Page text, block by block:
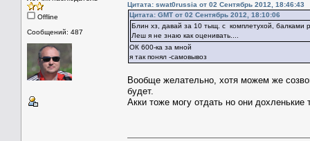
Offline
Сообщений: 487
Цитата: swat0russia от 02 Сентябрь 2012, 18:46:43
Цитата: GMT от 02 Сентябрь 2012, 18:10:06
Блин хз, давай за 10 тыщ. с комплетухой, балками
Леш я не знаю как оценивать....
ОК 600-ка за мной
я так понял -самовывоз
Вообще желательно, хотя можем же
будет.
Акки тоже могу отдать но они дохленькие